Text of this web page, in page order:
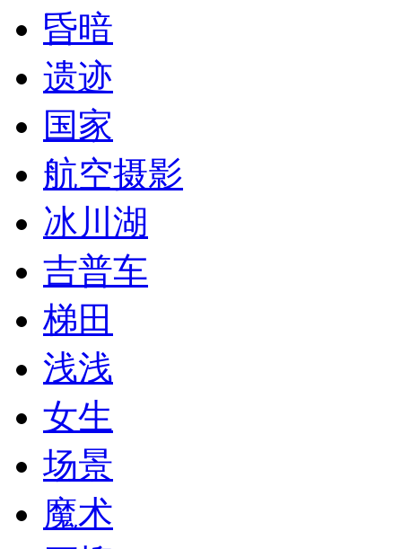
昏暗
遗迹
国家
航空摄影
冰川湖
吉普车
梯田
浅浅
女生
场景
魔术